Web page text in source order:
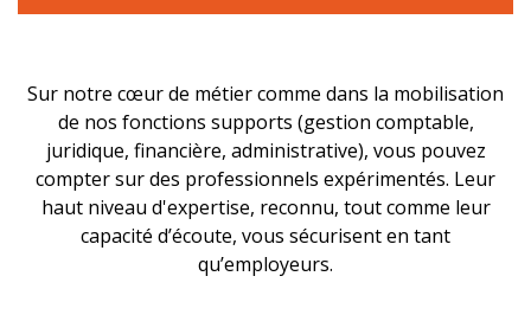
Sur notre cœur de métier comme dans la mobilisation
de nos fonctions supports (gestion comptable,
juridique, financière, administrative), vous pouvez
compter sur des professionnels expérimentés. Leur
haut niveau d'expertise, reconnu, tout comme leur
capacité d’écoute, vous sécurisent en tant
qu’employeurs.